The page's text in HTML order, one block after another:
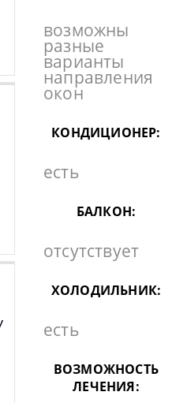
возможны
разные
варианты
направления
окон
КОНДИЦИОНЕР:
есть
БАЛКОН:
отсутствует
ХОЛОДИЛЬНИК:
есть
ВОЗМОЖНОСТЬ
ЛЕЧЕНИЯ: